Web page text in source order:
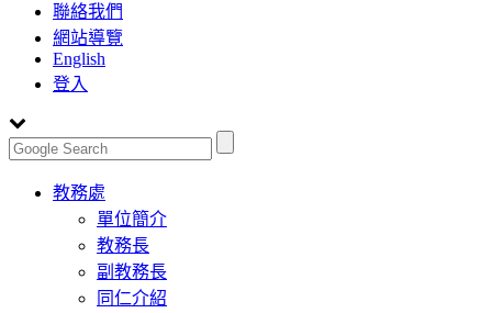
聯絡我們
網站導覽
English
登入
Toggle
navigation
教務處
單位簡介
教務長
副教務長
同仁介紹